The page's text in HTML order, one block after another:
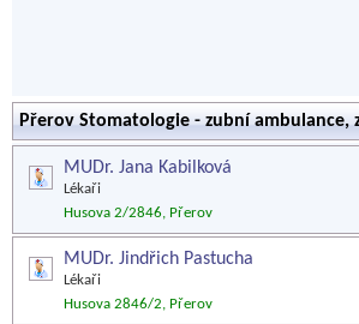
Přerov Stomatologie - zubní ambulance,
MUDr. Jana Kabilková
Lékaři
Husova 2/2846, Přerov
MUDr. Jindřich Pastucha
Lékaři
Husova 2846/2, Přerov